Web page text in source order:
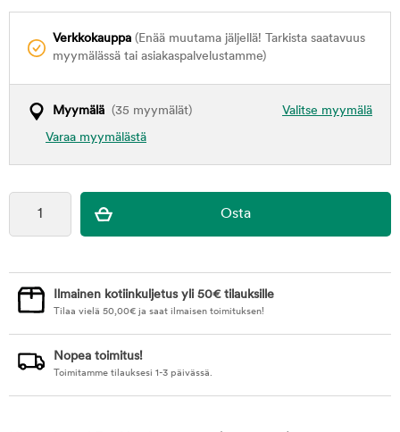
Verkkokauppa (Enää muutama jäljellä! Tarkista saatavuus
myymälässä tai asiakaspalvelustamme)
Valitse myymälä
Myymälä (35 myymälät)
Varaa myymälästä
Ilmainen kotiinkuljetus yli 50€ tilauksille
Tilaa vielä 50,00€ ja saat ilmaisen toimituksen!
Nopea toimitus!
Toimitamme tilauksesi 1-3 päivässä.